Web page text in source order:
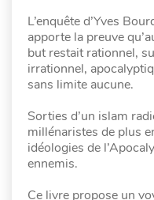
L’enquête d’Yves
apporte la preuve
but restait rationnel,
irrationnel,
sans limite aucune.
Sorties d’un islam
millénaristes de plus
idéologies de
ennemis.
Ce livre propose un